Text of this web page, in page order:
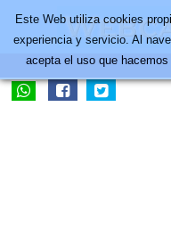
Este Web utiliza cookies
experiencia y servicio. Al
acepta el uso que